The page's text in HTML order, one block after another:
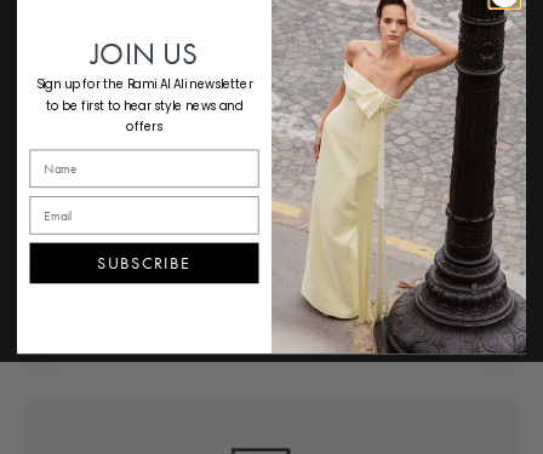
Category_News
Laha Magazine
رامي العلي يحتفل بالذكرى العشرين لتأسيس علامته التجارية يحتفل
مصمم الأزياء رامي العلي بالذكرى العشرين لتأسيس علامته التجارية
التي تحمل اسمه، حيث نجح المبدع السوري طوال عقدين من الزمن في
إثراء مشهد ...
JOIN US
Sign up for the Rami Al Ali newsletter
to be first to hear style news and
offers
SUBSCRIBE